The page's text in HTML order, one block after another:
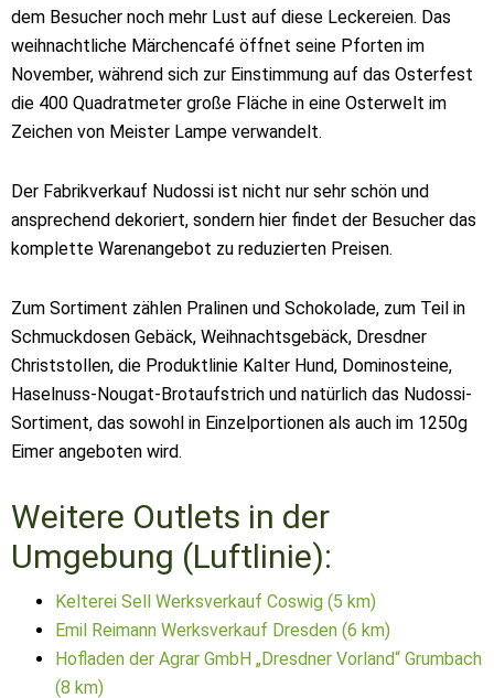
dem Besucher noch mehr Lust auf diese Leckereien. Das
weihnachtliche Märchencafé öffnet seine Pforten im
November, während sich zur Einstimmung auf das Osterfest
die 400 Quadratmeter große Fläche in eine Osterwelt im
Zeichen von Meister Lampe verwandelt.
Der Fabrikverkauf Nudossi ist nicht nur sehr schön und
ansprechend dekoriert, sondern hier findet der Besucher das
komplette Warenangebot zu reduzierten Preisen.
Zum Sortiment zählen Pralinen und Schokolade, zum Teil in
Schmuckdosen Gebäck, Weihnachtsgebäck, Dresdner
Christstollen, die Produktlinie Kalter Hund, Dominosteine,
Haselnuss-Nougat-Brotaufstrich und natürlich das Nudossi-
Sortiment, das sowohl in Einzelportionen als auch im 1250g
Eimer angeboten wird.
Weitere Outlets in der
Umgebung (Luftlinie):
Kelterei Sell Werksverkauf Coswig (5 km)
Emil Reimann Werksverkauf Dresden (6 km)
Hofladen der Agrar GmbH „Dresdner Vorland“ Grumbach
(8 km)